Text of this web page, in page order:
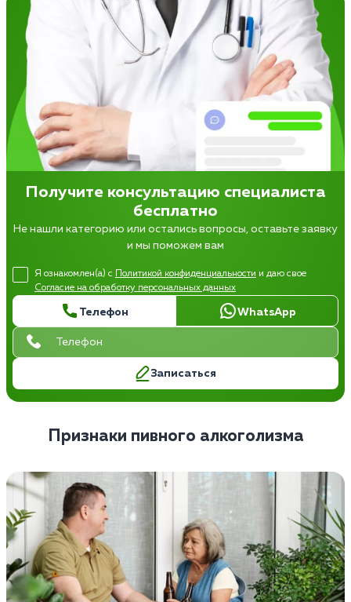
Получите консультацию специалиста
бесплатно
Не нашли категорию или остались вопросы, оставьте заявку
и мы поможем вам
Телефон WhatsApp
Я ознакомлен(а) с Политикой конфиденциальности и даю свое
Согласие на обработку персональных данных
Записаться
Признаки пивного алкоголизма